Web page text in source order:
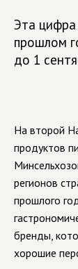
Эта цифра
прошлом
до 1
На второй
продуктов
регионов
прошлого
бренды,
хорошие